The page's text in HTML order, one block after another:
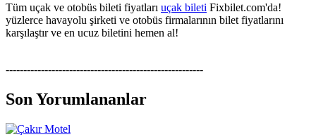
Tüm uçak ve otobüs bileti fiyatları uçak bileti Fixbilet.com'da!
yüzlerce havayolu şirketi ve otobüs firmalarının bilet fiyatlarını
karşılaştır ve en ucuz biletini hemen al!
--------------------------------------------------------
Son Yorumlananlar